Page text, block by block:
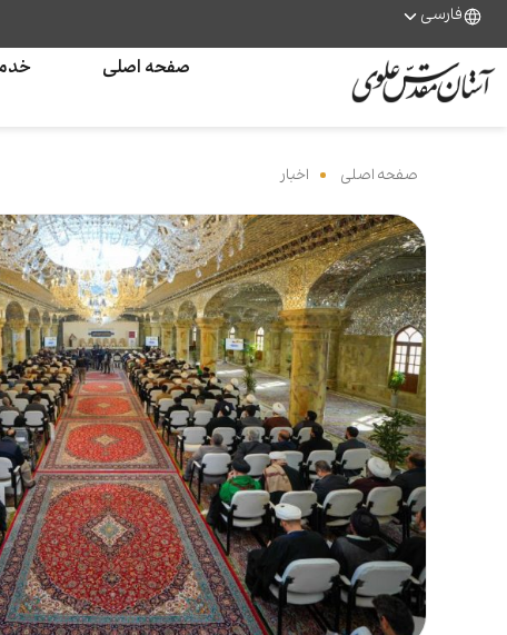
فارسی
صفحه اصلی
صفحه اصلی اخبار